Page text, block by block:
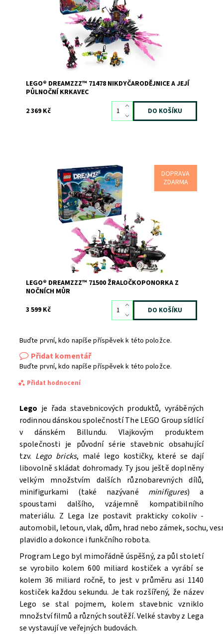
Dostupnost:
Skladem1
12009
LEGO
LEGO® DREAMZZZ™ 71478 NIKDYČARODĚJNICE A JEJÍ
PŮLNOČNÍ KRKAVEC
2 369 Kč
DOPRAVA
ZDARMA
Ponořte se do dobrodružství ve Světě snů s touto
úžasnou stavebnicí LEGO® DREAMZzz™. Užijte si spoustu
zábavy díky dvěma možnostem sestavení a postavte si
figurku žraloka, kterou přestavíte na žraločkoponorku
nebo na nebo bitevní loď se žraloky kladivouny....
Skladem1
12707
LEGO
LEGO® DREAMZZZ™ 71500 ŽRALOČKOPONORKA Z
NOČNÍCH MŮR
3 599 Kč
Buďte první, kdo napíše příspěvek k této položce.
Přidat komentář
Buďte první, kdo napíše příspěvek k této položce.
Přidat hodnocení
Souhlasím seZpracováním osobních údajů.
Lego je řada stavebnicových produktů, vyráběných
rodinnou dánskou společností The LEGO Group sídlící
v dánském Billundu. Vlajkovým produktem
společnosti je původní série stavebnic obsahující
tzv. Lego bricks, malé lego kostičky, které se dají
libovolně skládat dohromady. Ty jsou ještě doplněny
velkým množstvím dalších různobarevných dílů,
minifigurkami (také nazývané minifigures) a
spoustami dalšího, vzájemně kompatibilního
materiálu. Z Lega lze postavit prakticky cokoliv -
automobil, letoun, vlak, dům, hrad nebo zámek, sochu,
plavidlo a dokonce i funkčního robota.
Program Lego byl mimořádně úspěšný, za půl století
se vyrobilo kolem 600 miliard kostiček a vyrábí se
kolem 36 miliard ročně, to jest v průměru asi 1140
kostiček každou sekundu. Je tak rozšířený, že název
Lego se stal pojmem, kolem stavebnic vzniklo
množství filmů a různých soutěží. Velké stavby z Lega
se vystavují ve veřejných budovách.